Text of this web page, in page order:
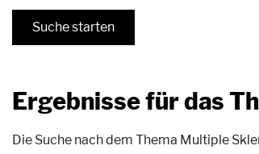
Ergebnisse für das
Die Suche nach dem Thema Multiple